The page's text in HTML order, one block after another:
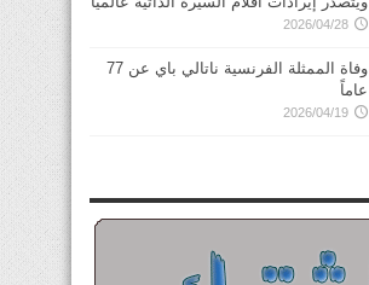
2026/04/28
وفاة الممثلة الفرنسية ناتالي باي عن 77
عاماً
2026/04/19